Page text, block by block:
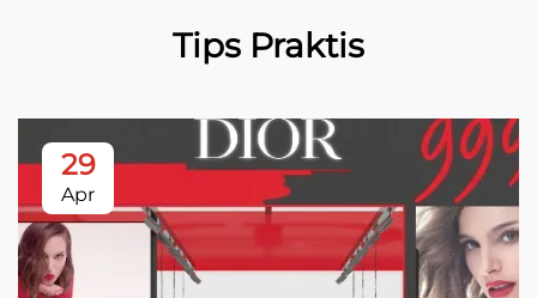
Tips Praktis
29
Apr